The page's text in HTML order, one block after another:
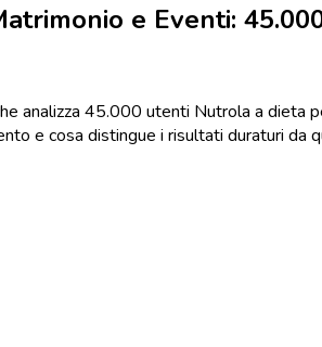
e Eventi:
analizza 45.000 utenti Nutrola a dieta
e cosa distingue i risultati duraturi da